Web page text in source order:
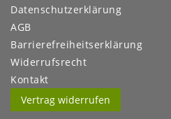
Daten­schutz­erklärung
AGB
Barrierefreiheitserklärung
Widerrufs­recht
Kontakt
Vertrag widerrufen